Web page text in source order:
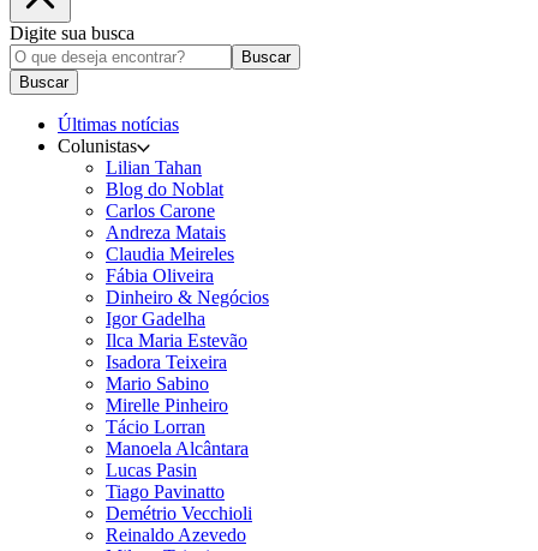
Digite sua busca
Buscar
Buscar
Últimas notícias
Colunistas
Lilian Tahan
Blog do Noblat
Carlos Carone
Andreza Matais
Claudia Meireles
Fábia Oliveira
Dinheiro & Negócios
Igor Gadelha
Ilca Maria Estevão
Isadora Teixeira
Mario Sabino
Mirelle Pinheiro
Tácio Lorran
Manoela Alcântara
Lucas Pasin
Tiago Pavinatto
Demétrio Vecchioli
Reinaldo Azevedo